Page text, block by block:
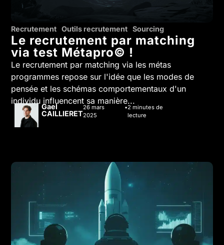
Recrutement Outils recrutement Sourcing
Le recrutement par matching
via test Métapro© !
Le recrutement par matching via les métas
programmes repose sur l'idée que les modes de
pensée et les schémas comportementaux d'un
individu influencent sa manière...
Gael
CAILLIERET
26 mars
2025
2 minutes de
lecture